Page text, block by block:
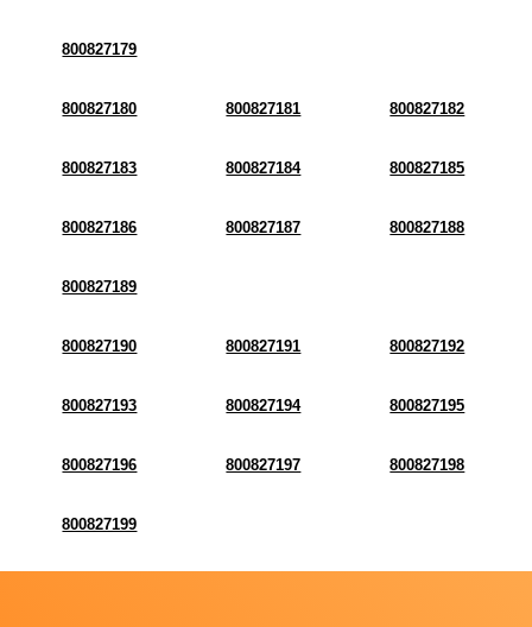
800827179
800827180 800827181 800827182
800827183 800827184 800827185
800827186 800827187 800827188
800827189
800827190 800827191 800827192
800827193 800827194 800827195
800827196 800827197 800827198
800827199